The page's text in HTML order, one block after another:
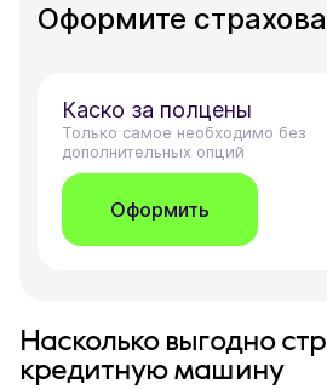
Оформите
Каско за полцены
Только самое необходимо без
дополнительных опций
Оформить
Насколько выгодно
кредитную машину